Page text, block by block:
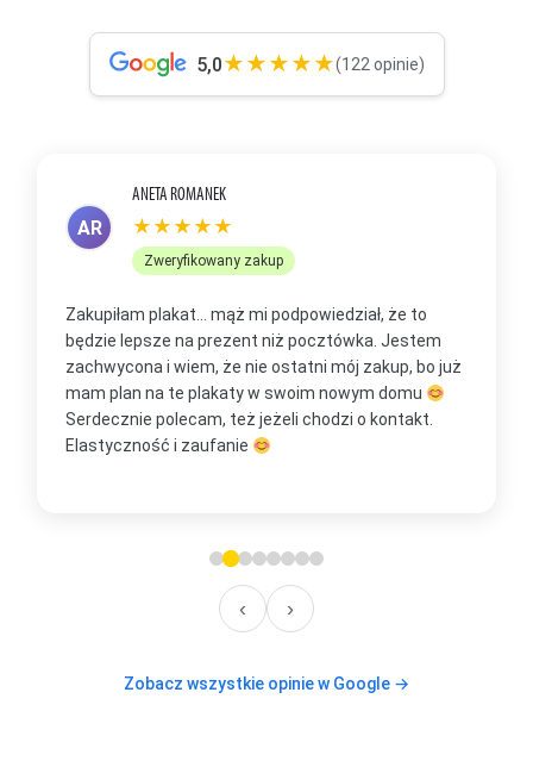
5,0★★★★★(122 opinie)
AR
ANETA ROMANEK
★★★★★
Zweryfikowany zakup
Zakupiłam plakat... mąż mi podpowiedział, że to
będzie lepsze na prezent niż pocztówka. Jestem
zachwycona i wiem, że nie ostatni mój zakup, bo już
mam plan na te plakaty w swoim nowym domu
Serdecznie polecam, też jeżeli chodzi o kontakt.
Elastyczność i zaufanie
‹ ›
Zobacz wszystkie opinie w Google →